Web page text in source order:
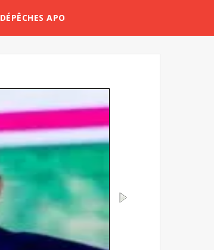
DÉPÊCHES APO